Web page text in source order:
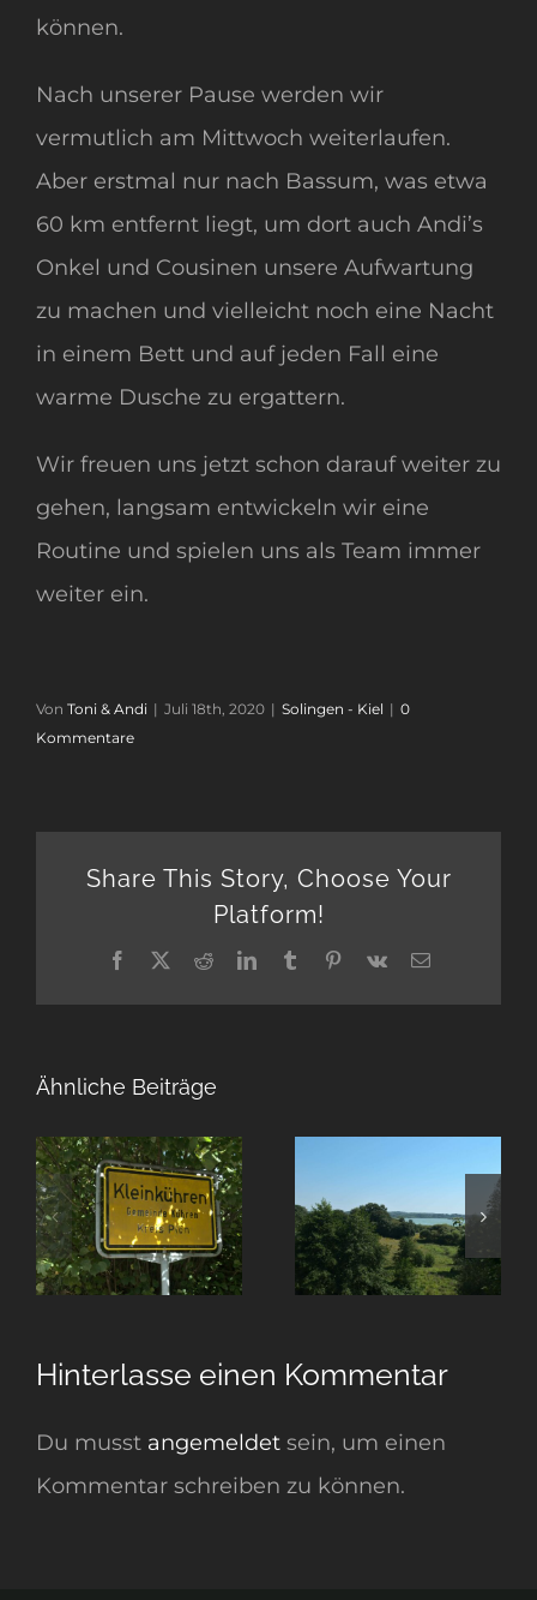
können.
Nach unserer Pause werden wir
vermutlich am Mittwoch weiterlaufen.
Aber erstmal nur nach Bassum, was etwa
60 km entfernt liegt, um dort auch Andi’s
Onkel und Cousinen unsere Aufwartung
zu machen und vielleicht noch eine Nacht
in einem Bett und auf jeden Fall eine
warme Dusche zu ergattern.
Wir freuen uns jetzt schon darauf weiter zu
gehen, langsam entwickeln wir eine
Routine und spielen uns als Team immer
weiter ein.
Von Toni & Andi | Juli 18th, 2020 | Solingen - Kiel | 0
Kommentare
Share This Story, Choose Your
Platform!
Facebook
TwitterRedditLinkedInTumblrPinterest
Vk
E-
Ähnliche Beiträge
Von
Hamburg
nach Preetz
Hamburg
Hinterlasse einen Kommentar
Du musst angemeldet sein, um einen
Kommentar schreiben zu können.